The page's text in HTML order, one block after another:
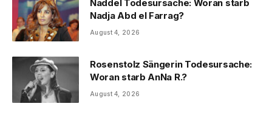
Naddel Todesursache: Woran starb
Nadja Abd el Farrag?
August 4, 2026
Rosenstolz Sängerin Todesursache:
Woran starb AnNa R.?
August 4, 2026